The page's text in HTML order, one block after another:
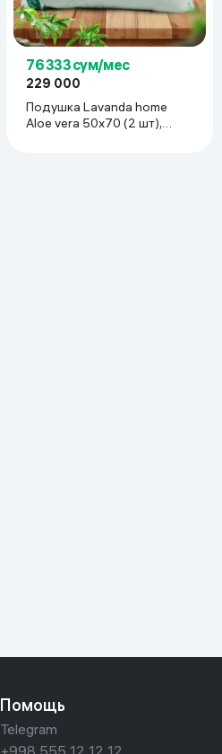
76 333 сум/мес
229 000
Подушка Lavanda home
Aloe vera 50x70 (2 шт),
Помощь
Telegram